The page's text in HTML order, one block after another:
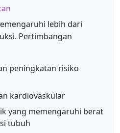
lebih dari
Pertimbangan
peningkatan risiko
kardiovaskular
yang memengaruhi berat
tubuh